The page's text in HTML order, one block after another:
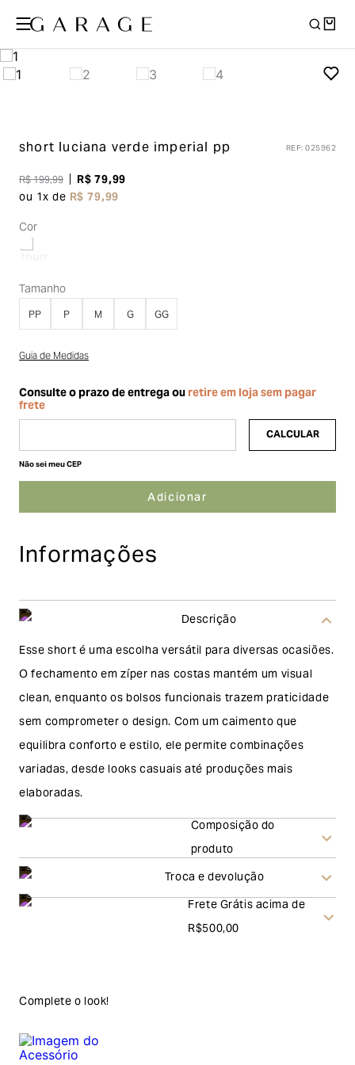
short luciana verde imperial pp REF:025962
R$199,99 R$79,99
ou 1x de R$79,99
Cor
Tamanho
PP P M G GG
Guia de Medidas
Não sei meu CEP
Informações
Descrição
Esse short é uma escolha versátil para diversas ocasiões.
O fechamento em zíper nas costas mantém um visual
clean, enquanto os bolsos funcionais trazem praticidade
sem comprometer o design. Com um caimento que
equilibra conforto e estilo, ele permite combinações
variadas, desde looks casuais até produções mais
elaboradas.
Composição do
produto
Troca e devolução
escolher a modalidade troca, no final do processo de
Garage, você receberá um vale no valor
Frete Grátis acima de
R$500,00
Complete o look!